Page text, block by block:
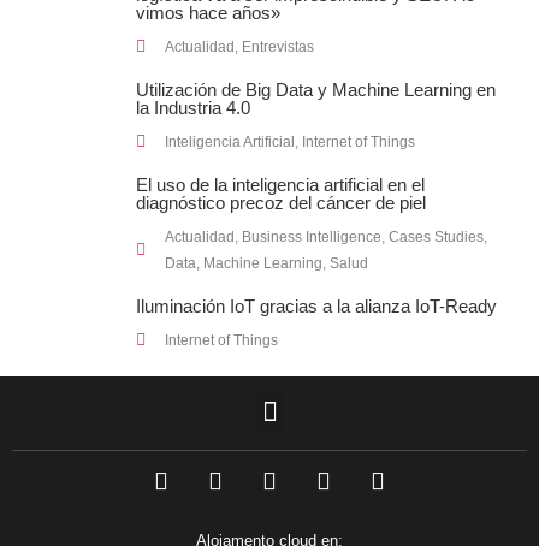
vimos hace años»
Actualidad, Entrevistas
Utilización de Big Data y Machine Learning en
la Industria 4.0
Inteligencia Artificial , Internet of Things
El uso de la inteligencia artificial en el
diagnóstico precoz del cáncer de piel
Actualidad , Business Intelligence, Cases Studies,
Data, Machine Learning, Salud
Iluminación IoT gracias a la alianza IoT-Ready
Internet of Things
a
i
k
w
t
n
t
o
Alojamento cloud en: